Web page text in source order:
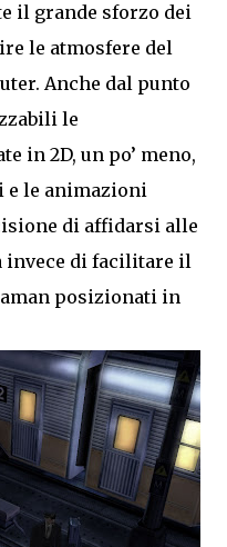
il grande sforzo dei
le atmosfere del
Anche dal punto
le
in 2D, un po’ meno,
e le animazioni
di affidarsi alle
invece di facilitare il
posizionati in